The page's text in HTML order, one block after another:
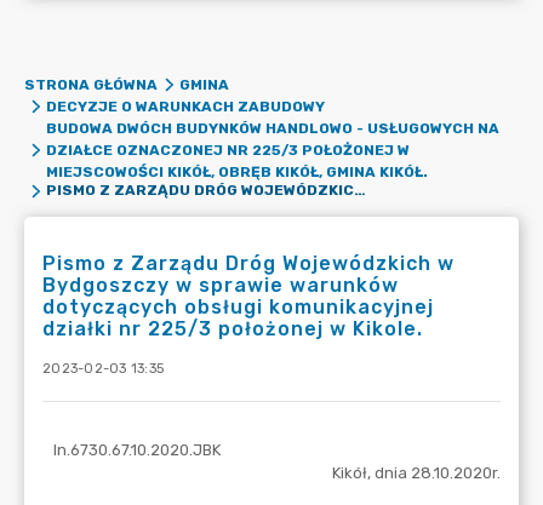
STRONA GŁÓWNA
GMINA
DECYZJE O WARUNKACH ZABUDOWY
BUDOWA DWÓCH BUDYNKÓW HANDLOWO - USŁUGOWYCH NA
DZIAŁCE OZNACZONEJ NR 225/3 POŁOŻONEJ W
MIEJSCOWOŚCI KIKÓŁ, OBRĘB KIKÓŁ, GMINA KIKÓŁ.
PISMO Z ZARZĄDU DRÓG WOJEWÓDZKICH W BYDGOSZCZY W SPRAWIE WARUNKÓW DOTYCZĄCYCH OBSŁUGI KOMUNIKACYJNEJ DZIAŁKI NR 225/3 POŁOŻONEJ W KIKOLE.
Pismo z Zarządu Dróg Wojewódzkich w
Bydgoszczy w sprawie warunków
dotyczących obsługi komunikacyjnej
działki nr 225/3 położonej w Kikole.
2023-02-03 13:35